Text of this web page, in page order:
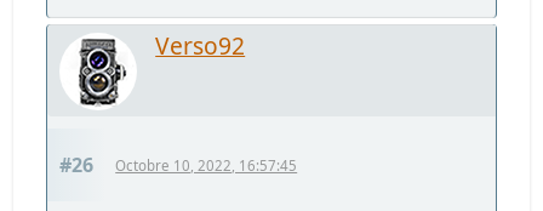
Verso92
#26 Octobre 10, 2022, 16:57:45